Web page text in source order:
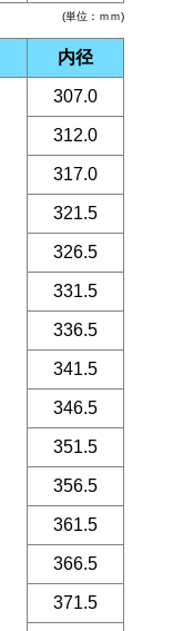
(単位：ｍｍ)
内径
307.0
312.0
317.0
321.5
326.5
331.5
336.5
341.5
346.5
351.5
356.5
361.5
366.5
371.5